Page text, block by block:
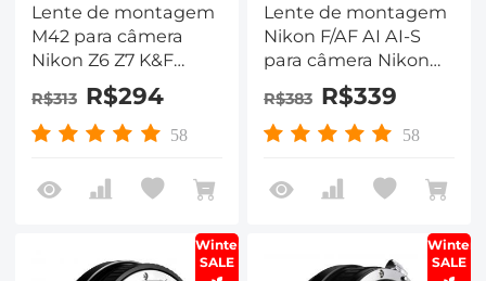
Lente de montagem
M42 para câmera
Nikon Z6 Z7 K&F
Concept adaptador
de montagem de
lente
R$313 R$294
58
Lente de montagem
Nikon F/AF AI AI-S
para câmera Nikon
Z6 Z7 Adaptador de
montagem de lente
conceito K&F
R$383 R$339
58
Winter
SALE
Winter
SALE